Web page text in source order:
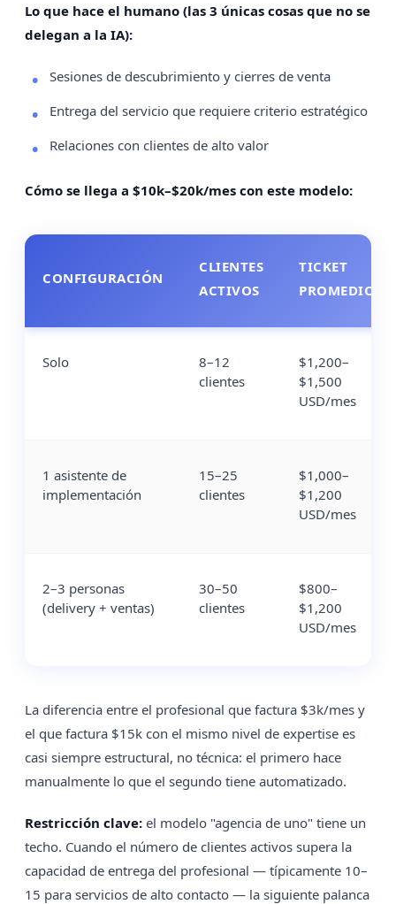
Lo que hace el humano (las 3 únicas cosas que no se
delegan a la IA):
Sesiones de descubrimiento y cierres de venta
Entrega del servicio que requiere criterio estratégico
Relaciones con clientes de alto valor
Cómo se llega a $10k–$20k/mes con este modelo:
CONFIGURACIÓN
CLIENTES
ACTIVOS
TICKET
PROMEDIO
Solo
8–12
clientes
$1,200–
$1,500
USD/mes
1 asistente de
implementación
15–25
clientes
$1,000–
$1,200
USD/mes
2–3 personas
(delivery + ventas)
30–50
clientes
$800–
$1,200
USD/mes
La diferencia entre el profesional que factura $3k/mes y
el que factura $15k con el mismo nivel de expertise es
casi siempre estructural, no técnica: el primero hace
manualmente lo que el segundo tiene automatizado.
Restricción clave: el modelo "agencia de uno" tiene un
techo. Cuando el número de clientes activos supera la
capacidad de entrega del profesional — típicamente 10–
15 para servicios de alto contacto — la siguiente palanca